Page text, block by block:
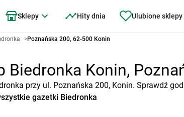
Sklepy Hity dnia Ulubione sklepy
>Poznańska 200, 62-500 Konin
Biedronka Konin,
przy ul. Poznańska 200, Konin. Sprawdź
gazetki Biedronka